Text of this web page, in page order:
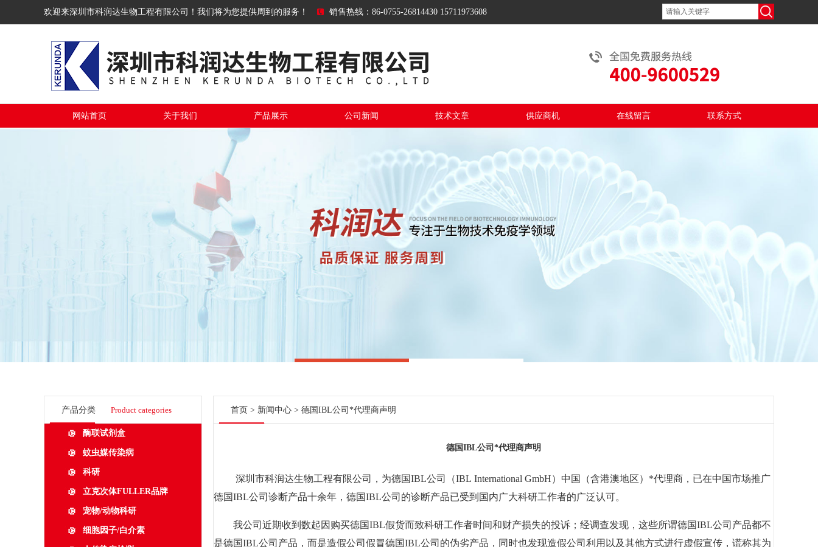
欢迎来深圳市科润达生物工程有限公司！我们将为您提供周到的服务！ 销售热线：86-0755-26814430 15711973608
网站首页 关于我们 产品展示 公司新闻 技术文章 供应商机 在线留言 联系方式
产品分类 Product categories
酶联试剂盒
蚊虫媒传染病
科研
立克次体FULLER品牌
宠物/动物科研
细胞因子/白介素
首页 > 新闻中心 > 德国IBL公司*代理商声明
德国IBL公司*代理商声明
深圳市科润达生物工程有限公司，为德国IBL公司（IBL International GmbH）中国（含港澳地区）*代理商，已在中国市场推广
德国IBL公司诊断产品十余年，德国IBL公司的诊断产品已受到国内广大科研工作者的广泛认可。
我公司近期收到数起因购买德国IBL假货而致科研工作者时间和财产损失的投诉；经调查发现，这些所谓德国IBL公司产品都不
是德国IBL公司产品，而是造假公司假冒德国IBL公司的伪劣产品，同时也发现造假公司利用以及其他方式进行虚假宣传，谎称其为